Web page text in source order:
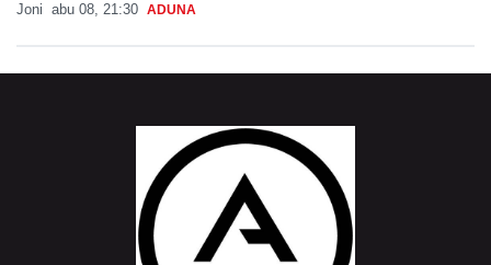
Joni abu 08, 21:30 ADUNA